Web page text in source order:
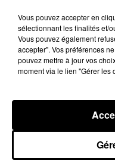
avec des départs
Vous pouvez accepter en
sélectionnant les finalités et/
Vous pouvez également
accepter". Vos préférences
pouvez mettre à jour vos
moment via le lien "Gérer les